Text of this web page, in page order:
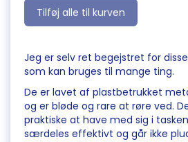
Tilføj alle til kurven
Jeg er selv ret begejstret for
som kan bruges til mange ting.
De er lavet af plastbetrukket
og er bløde og rare at røre ved.
praktiske at have med sig i
særdeles effektivt og går ikke